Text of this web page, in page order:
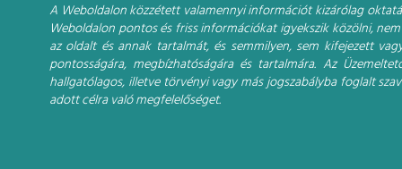
A Weboldalon közzétett valamennyi információt kizárólag
Weboldalon pontos és friss információkat igyekszik közölni,
az oldalt és annak tartalmát, és semmilyen, sem kifejezett
pontosságára, megbízhatóságára és tartalmára. Az
hallgatólagos, illetve törvényi vagy más jogszabályba foglalt
adott célra való megfelelőséget.